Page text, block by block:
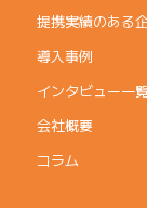
提携実績のある
導入事例
インタビュー一
会社概要
コラム